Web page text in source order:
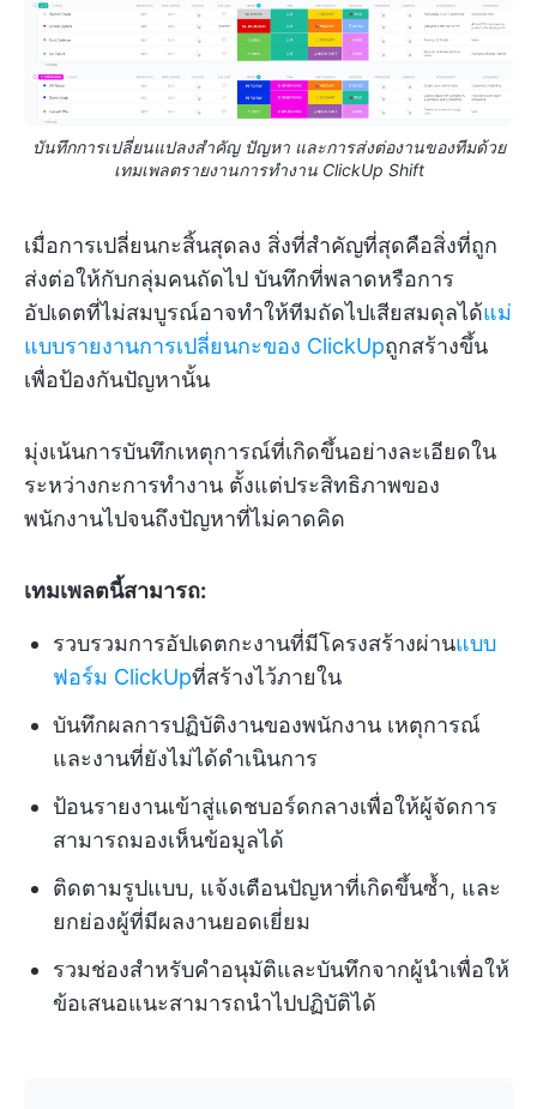
บันทึกการเปลี่ยนแปลงสำคัญ ปัญหา และการส่งต่องานของทีมด้วย
เทมเพลตรายงานการทำงาน ClickUp Shift
เมื่อการเปลี่ยนกะสิ้นสุดลง สิ่งที่สำคัญที่สุดคือสิ่งที่ถูก
ส่งต่อให้กับกลุ่มคนถัดไป บันทึกที่พลาดหรือการ
อัปเดตที่ไม่สมบูรณ์อาจทำให้ทีมถัดไปเสียสมดุลได้แม่
แบบรายงานการเปลี่ยนกะของ ClickUpถูกสร้างขึ้น
เพื่อป้องกันปัญหานั้น
มุ่งเน้นการบันทึกเหตุการณ์ที่เกิดขึ้นอย่างละเอียดใน
ระหว่างกะการทำงาน ตั้งแต่ประสิทธิภาพของ
พนักงานไปจนถึงปัญหาที่ไม่คาดคิด
เทมเพลตนี้สามารถ:
รวบรวมการอัปเดตกะงานที่มีโครงสร้างผ่านแบบ
ฟอร์ม ClickUpที่สร้างไว้ภายใน
บันทึกผลการปฏิบัติงานของพนักงาน เหตุการณ์
และงานที่ยังไม่ได้ดำเนินการ
ป้อนรายงานเข้าสู่แดชบอร์ดกลางเพื่อให้ผู้จัดการ
สามารถมองเห็นข้อมูลได้
ติดตามรูปแบบ, แจ้งเตือนปัญหาที่เกิดขึ้นซ้ำ, และ
ยกย่องผู้ที่มีผลงานยอดเยี่ยม
รวมช่องสำหรับคำอนุมัติและบันทึกจากผู้นำเพื่อให้
ข้อเสนอแนะสามารถนำไปปฏิบัติได้